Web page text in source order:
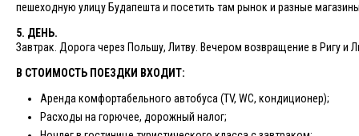
пешеходную улицу Будапешта и посетить там рынок и разные
5. ДЕНЬ.
Завтрак. Дорога через Польшу, Литву. Вечером возвращение в Ригу и
В СТОИМОСТЬ ПОЕЗДКИ ВХОДИТ:
Аренда комфортабельного автобуса (TV, WC, кондиционер);
Расходы на горючее, дорожный налог;